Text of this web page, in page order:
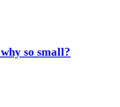
so small?